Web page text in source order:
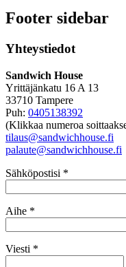
Footer sidebar
Yhteystiedot
Sandwich House
Yrittäjänkatu 16 A 13
33710 Tampere
Puh: 0405138392
(Klikkaa numeroa
tilaus@sandwichhouse.fi
palaute@sandwichhouse.fi
Sähköpostisi *
Aihe *
Viesti *